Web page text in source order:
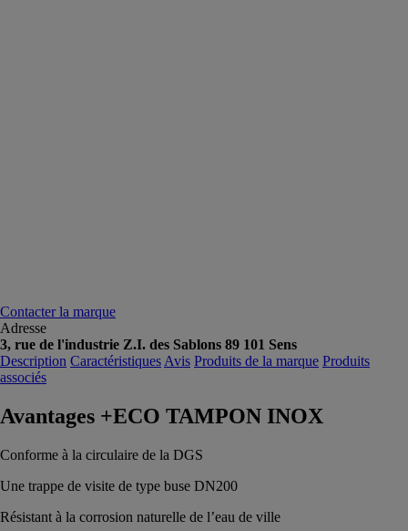
Contacter la marque
Adresse
3, rue de l'industrie Z.I. des Sablons 89 101 Sens
Description Caractéristiques Avis Produits de la marque Produits
associés
Avantages +ECO TAMPON INOX
Conforme à la circulaire de la DGS
Une trappe de visite de type buse DN200
Résistant à la corrosion naturelle de l’eau de ville